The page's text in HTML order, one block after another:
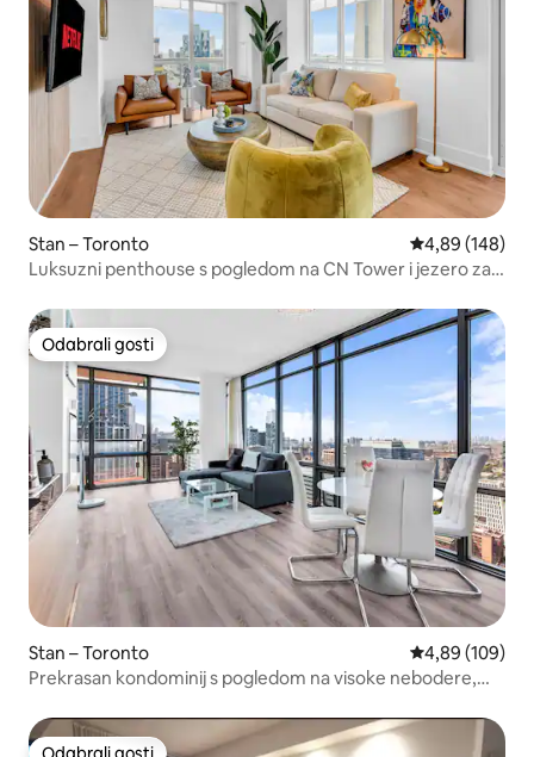
Stan – Toronto Prosječna
4,89 (148)
Luksuzni penthouse s pogledom na CN Tower i jezero za
Odabrali gosti
Odabrali gosti
Stan – Toronto Prosječna
4,89 (109)
Prekrasan kondominij s pogledom na visoke nebodere,